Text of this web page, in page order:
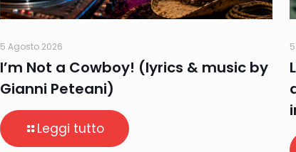
5 Agosto 2026
I’m Not a Cowboy! (lyrics & music by
Gianni Peteani)
Leggi tutto